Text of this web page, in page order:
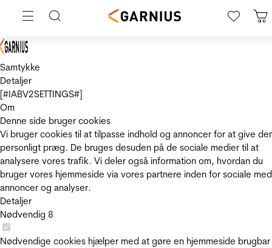
Samtykke
Detaljer
[#IABV2SETTINGS#]
Om
Denne side bruger cookies
Vi bruger cookies til at tilpasse indhold og annoncer for at give
personligt præg. De bruges desuden på de sociale medier til at
analysere vores trafik. Vi deler også information om, hvordan du
bruger vores hjemmeside via vores partnere inden for sociale
annoncer og analyser.
Detaljer
Nødvendig 8
Nødvendige cookies hjælper med at gøre en hjemmeside